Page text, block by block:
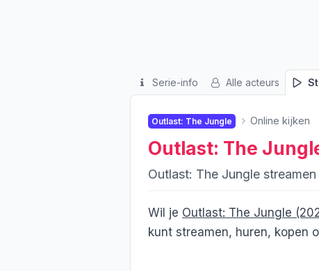
Serie-info Alle acteurs
Outlast: The Jungle Online kijken
Outlast: The
Outlast: The Jungle
Wil je Outlast: The Jungle
kunt streamen, huren, kopen